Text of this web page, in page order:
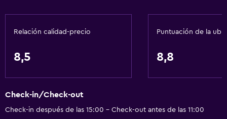
General
Piso de parquet o madera noble
Pantuflas
Relación calidad-precio
8,5
Puntuación de la
8,8
Check-in/Check-out
Check-in después de las 15:00 - Check-out antes de las 11:00